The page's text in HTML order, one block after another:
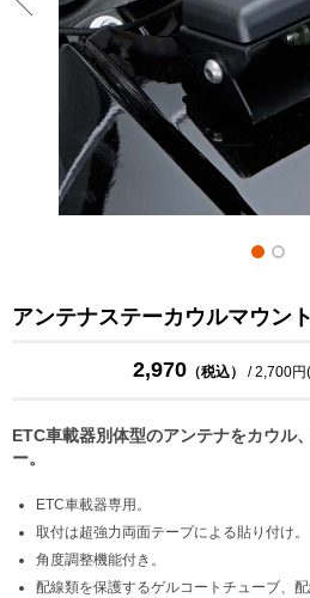
アンテナステーカウルマウント
2,970（税込） / 2,700円
ETC車載器別体型のアンテナをカウル
ー。
ETC車載器専用。
取付は超強力両面テープによる貼り付け。
角度調整機能付き。
配線類を保護するゲルコートチューブ、